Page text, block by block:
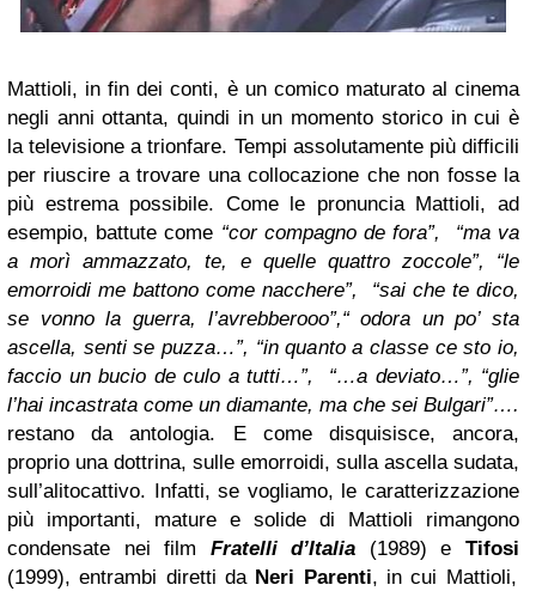
Mattioli, in fin dei conti, è un comico maturato al cinema
negli anni ottanta, quindi in un momento storico in cui è
la televisione a trionfare. Tempi assolutamente più difficili
per riuscire a trovare una collocazione che non fosse la
più estrema possibile. Come le pronuncia Mattioli, ad
esempio, battute come “cor compagno de fora”, “ma va
a morì ammazzato, te, e quelle quattro zoccole”, “le
emorroidi me battono come nacchere”, “sai che te dico,
se vonno la guerra, l’avrebberooo”,“ odora un po’ sta
ascella, senti se puzza…”, “in quanto a classe ce sto io,
faccio un bucio de culo a tutti…”, “…a deviato…”, “glie
l’hai incastrata come un diamante, ma che sei Bulgari”….
restano da antologia. E come disquisisce, ancora,
proprio una dottrina, sulle emorroidi, sulla ascella sudata,
sull’alitocattivo. Infatti, se vogliamo, le caratterizzazione
più importanti, mature e solide di Mattioli rimangono
condensate nei film Fratelli d’Italia (1989) eTifosi
(1999), entrambi diretti da Neri Parenti, in cui Mattioli,